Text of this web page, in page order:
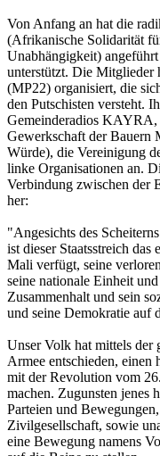
Von Anfang an hat die
(Afrikanische Solidarität
Unabhängigkeit)
unterstützt. Die Mitglieder
(MP22) organisiert, die
den Putschisten versteht.
Gemeinderadios KAYRA,
Gewerkschaft der
Würde), die Vereinigung
linke Organisationen an.
Verbindung zwischen der
her:
"Angesichts des
ist dieser Staatsstreich
Mali verfügt, seine
seine nationale Einheit
Zusammenhalt und sein
und seine Demokratie auf
Unser Volk hat mittels der
Armee entschieden, einen
mit der Revolution vom
machen. Zugunsten jenes
Parteien und
Zivilgesellschaft, sowie
eine Bewegung namens